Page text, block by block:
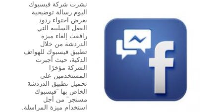
نشرت شركة فيسبوك
اليوم رسالة توضيحية
بغرض احتواء ردود
الفعل السلبية التي
رافقت إلغاء ميزة
الدردشة من خلال
تطبيق فيسبوك للهواتف
الذكية، حيث أجبرت
الشركة مؤخرًا
المستخدمين على
تحميل تطبيق الدردشة
الخاص بها “فيسبوك
مسنجر” من أجل
استخدام ميزة المراسلة.